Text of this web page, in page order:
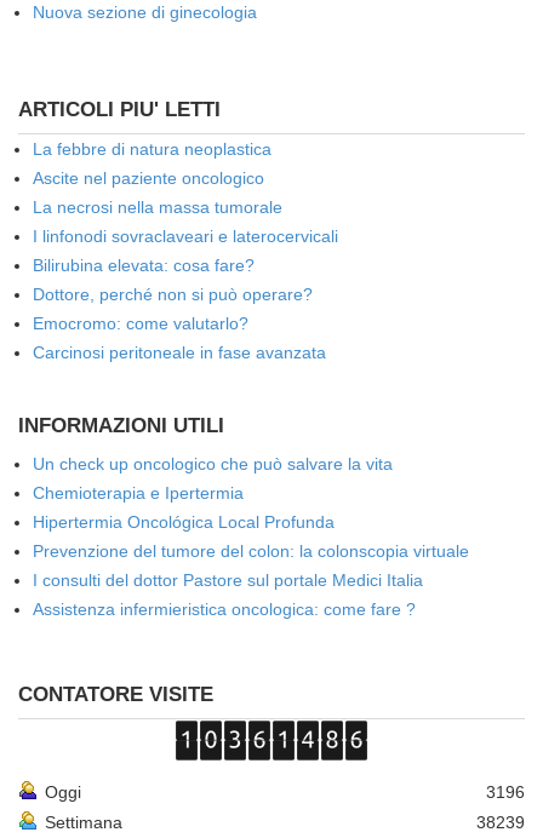
Nuova sezione di ginecologia
ARTICOLI PIU' LETTI
La febbre di natura neoplastica
Ascite nel paziente oncologico
La necrosi nella massa tumorale
I linfonodi sovraclaveari e laterocervicali
Bilirubina elevata: cosa fare?
Dottore, perché non si può operare?
Emocromo: come valutarlo?
Carcinosi peritoneale in fase avanzata
INFORMAZIONI UTILI
Un check up oncologico che può salvare la vita
Chemioterapia e Ipertermia
Hipertermia Oncológica Local Profunda
Prevenzione del tumore del colon: la colonscopia virtuale
I consulti del dottor Pastore sul portale Medici Italia
Assistenza infermieristica oncologica: come fare ?
CONTATORE VISITE
Oggi
3196
Settimana
38239